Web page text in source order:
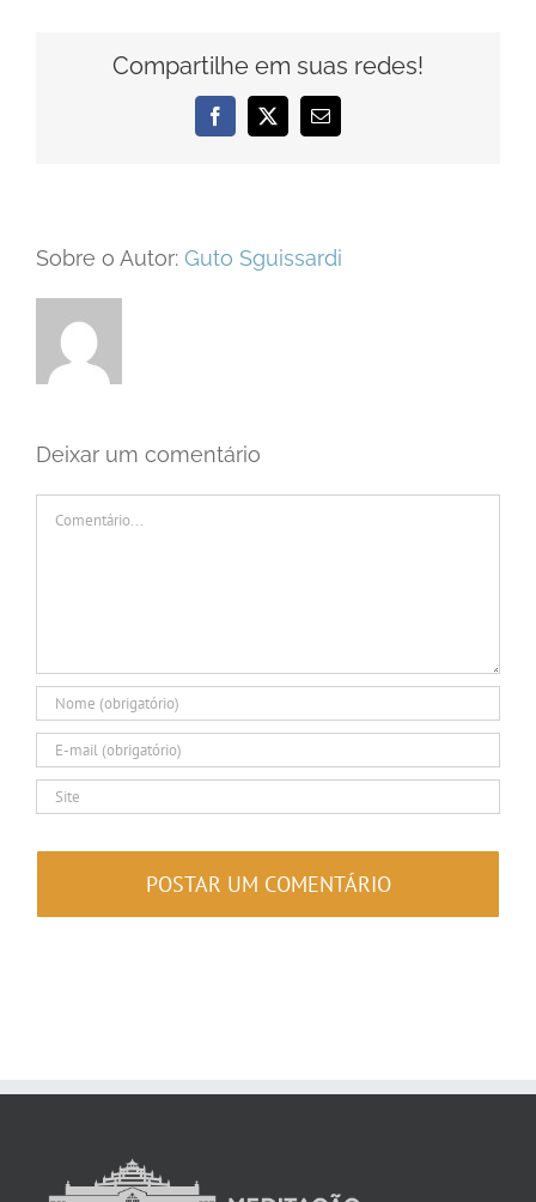
Compartilhe em suas redes!
Facebook
X
E-
mail
Sobre o Autor: Guto Sguissardi
Deixar um comentário
Comentário